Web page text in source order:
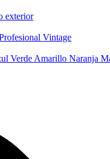
exterior
Vintage
Verde Amarillo Naranja